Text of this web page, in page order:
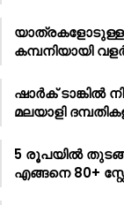
കമ്പനിയായി
ഷാർക്‌ ടാങ്കിൽ
മലയാളി
5 രൂപയിൽ
എങ്ങനെ 80+